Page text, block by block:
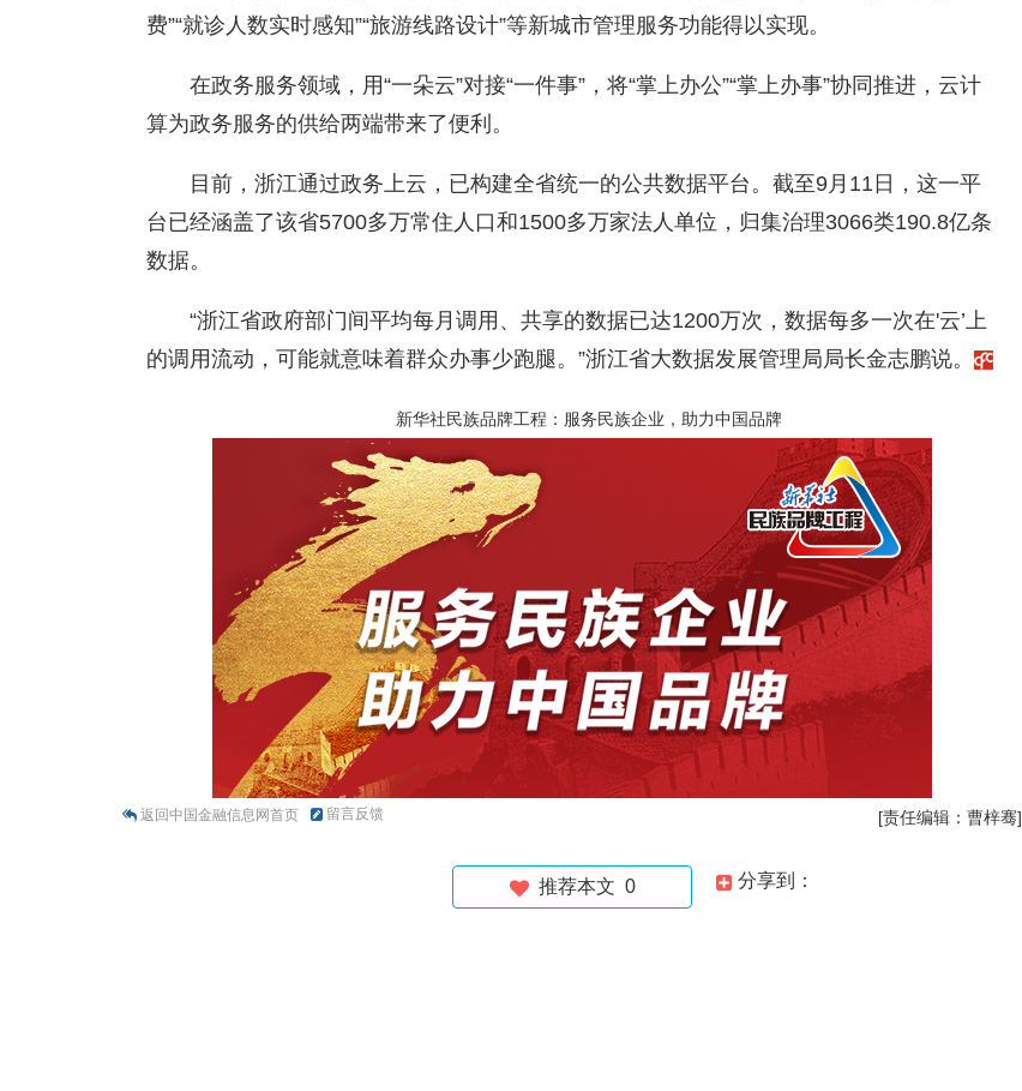
费”“就诊人数实时感知”“旅游线路设计”等新城市管理服务功能得以实现。
在政务服务领域，用“一朵云”对接“一件事”，将“掌上办公”“掌上办事”协同推进，云计
算为政务服务的供给两端带来了便利。
目前，浙江通过政务上云，已构建全省统一的公共数据平台。截至9月11日，这一平
台已经涵盖了该省5700多万常住人口和1500多万家法人单位，归集治理3066类190.8亿条
数据。
“浙江省政府部门间平均每月调用、共享的数据已达1200万次，数据每多一次在'云’上
的调用流动，可能就意味着群众办事少跑腿。”浙江省大数据发展管理局局长金志鹏说。
新华社民族品牌工程：服务民族企业，助力中国品牌
返回中国金融信息网首页 留言反馈 [责任编辑：曹梓骞]
分享到：
推荐本文 0